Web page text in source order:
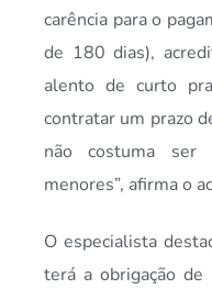
carência para o
de 180 dias),
alento de curto
contratar um prazo
não costuma ser
menores”, afirma o
O especialista
terá a obrigação